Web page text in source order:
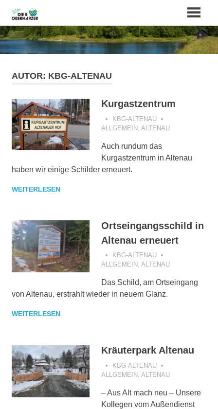
Inhalt
springen
AUTOR: KBG-ALTENAU
Kurgastzentrum
KBG-ALTENAU
ALLGEMEIN ALTENAU
Auch rundum das
Kurgastzentrum in Altenau
haben wir einige Schilder erneuert.
WEITERLESEN
Ortseingangsschild in
Altenau erneuert
KBG-ALTENAU
ALLGEMEIN , ALTENAU
Das Schild, am Ortseingang
von Altenau, erstrahlt wieder in neuem Glanz.
WEITERLESEN
Kräuterpark Altenau
KBG-ALTENAU
ALLGEMEIN ALTENAU
– Aus Alt mach neu – Unsere
Kollegen vom Außendienst